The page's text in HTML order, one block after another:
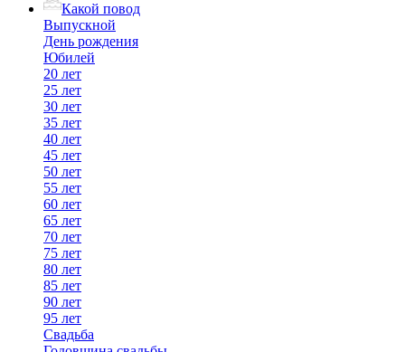
Какой повод
Выпускной
День рождения
Юбилей
20 лет
25 лет
30 лет
35 лет
40 лет
45 лет
50 лет
55 лет
60 лет
65 лет
70 лет
75 лет
80 лет
85 лет
90 лет
95 лет
Свадьба